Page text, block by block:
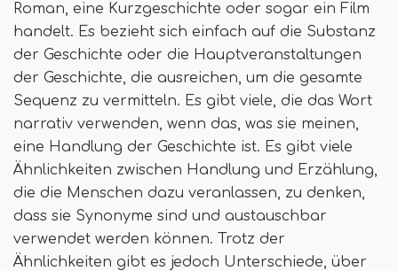
Roman, eine Kurzgeschichte oder sogar ein Film
handelt. Es bezieht sich einfach auf die Substanz
der Geschichte oder die Hauptveranstaltungen
der Geschichte, die ausreichen, um die gesamte
Sequenz zu vermitteln. Es gibt viele, die das Wort
narrativ verwenden, wenn das, was sie meinen,
eine Handlung der Geschichte ist. Es gibt viele
Ähnlichkeiten zwischen Handlung und Erzählung,
die die Menschen dazu veranlassen, zu denken,
dass sie Synonyme sind und austauschbar
verwendet werden können. Trotz der
Ähnlichkeiten gibt es jedoch Unterschiede, über